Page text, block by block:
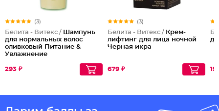
(3)
Белита - Витекс / Шампунь
для нормальных волос
оливковый Питание &
Увлажнение
293 ₽
(3)
Белита - Витекс / Крем-
лифтинг для лица ночной
Черная икра
679 ₽